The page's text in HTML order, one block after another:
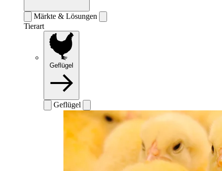
Märkte & Lösungen
Tierart
Geflügel
Geflügel